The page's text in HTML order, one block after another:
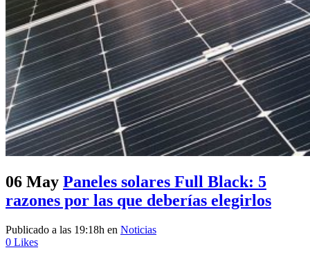
06 May Paneles solares Full Black: 5
razones por las que deberías elegirlos
Publicado a las 19:18h en Noticias
0 Likes